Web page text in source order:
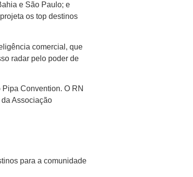
e São Paulo; e
os top destinos
comercial, que
radar pelo poder de
Convention. O RN
Associação
para a comunidade